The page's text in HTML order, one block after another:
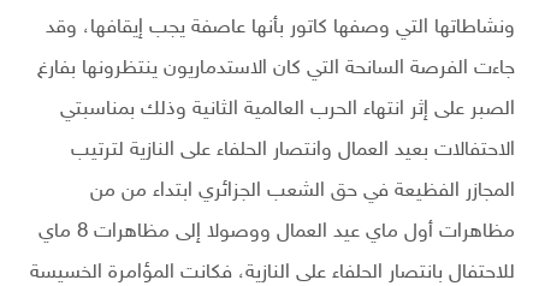
ونشاطاتها التي وصفها كاتور بأنها عاصفة يجب إيقافها، وقد
جاءت الفرصة السانحة التي كان الاستدماريون ينتظرونها بفارغ
الصبر على إثر انتهاء الحرب العالمية الثانية وذلك بمناسبتي
الاحتفالات بعيد العمال وانتصار الحلفاء على النازية لترتيب
المجازر الفظيعة في حق الشعب الجزائري ابتداء من من
مظاهرات أول ماي عيد العمال ووصولا إلى مظاهرات 8 ماي
للاحتفال بانتصار الحلفاء على النازية، فكانت المؤامرة الخسيسة